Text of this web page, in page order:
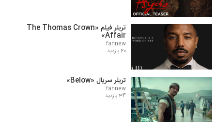
تریلر فیلم «The Thomas Crown
Affair»
fannew
20 بازدید
تریلر سریال «Below»
fannew
34 بازدید